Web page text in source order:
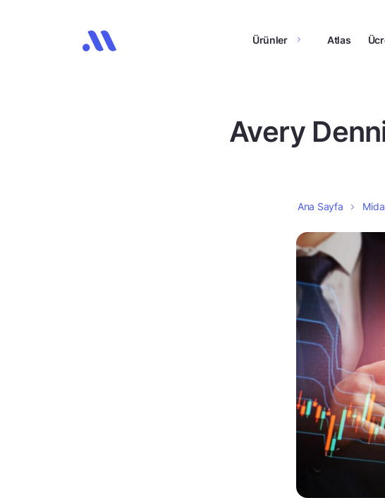
Ürünler Atlas
Avery
Ana Sayfa